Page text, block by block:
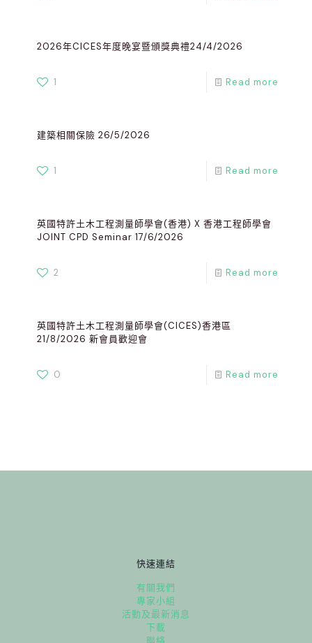
2026年CICES年度晚宴暨頒獎典禮24/4/2026
1 Read more
建築相關保險 26/5/2026
1 Read more
英國特許土木工程測量師學會(香港) X 香港工程師學會
JOINT CPD Seminar 17/6/2026
2 Read more
英國特許土木工程測量師學會(CICES)香港區
21/8/2026 新會員歡迎會
0 Read more
快速連結
有關我們
專家小組
活動及最新消息
下載
聯絡